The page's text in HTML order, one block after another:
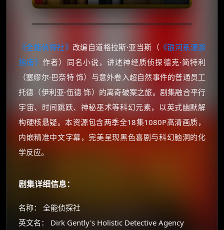
《全能侦探社》 改编自道格拉斯·亚当斯（ 《银河系漫游
指南》作者）同名小说，讲述神经质侦探德克·简特利
（塞缪尔·巴奈特 饰）与意外卷入超自然事件的普通员工
托德（伊利亚·伍德 饰）的离奇破案之旅。剧集融合平行
宇宙、时间跳跃、神秘巫术等科幻元素，以英式幽默解
构硬核悬疑。本资源包含两季全18集1080P高清画质，
内嵌精准中文字幕，完美呈现黑色喜剧与科幻脑洞的化
学反应。
剧集详细信息：
名称： 全能侦探社
英文名： Dirk Gently's Holistic Detective Agency